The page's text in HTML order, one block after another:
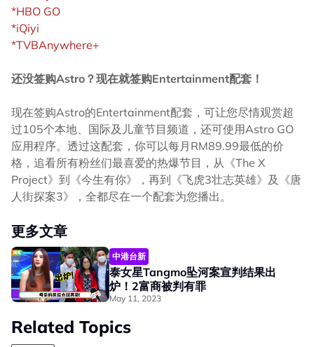
*HBO GO
*iQiyi
*TVBAnywhere+
还没签购Astro？现在就签购Entertainment配套！
现在签购Astro的Entertainment配套，可让您尽情观赏超
过105个本地、国际及儿童节目频道，还可使用Astro GO
应用程序。透过这配套，你可以每月RM89.99最低的价
格，追看所有粉丝们最喜爱的热爆节目，从《The X
Project》到《今生有你》，再到《飞虎3壮志英雄》及《唐
人街探案3》，全都尽在一个配套为您播出。
更多文章
中港台新
泰女星Tangmo坠河案宣判结果出
炉！2富商被判有罪
May 11, 2023
Related Topics